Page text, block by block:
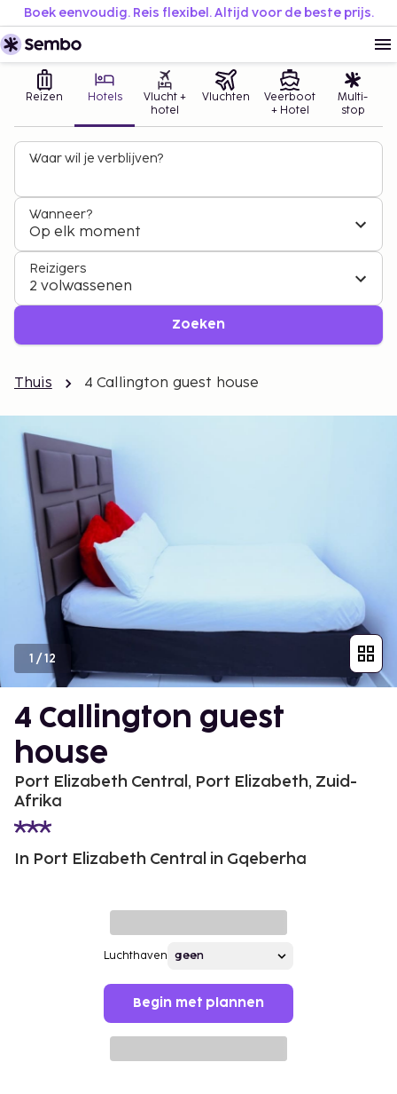
Boek eenvoudig. Reis flexibel. Altijd voor de beste prijs.
Reizen Hotels
Vlucht +
hotel
Vluchten
Veerboot
+ Hotel
Multi-
stop
Waar wil je verblijven?
Wanneer?
Op elk moment
Reizigers
2 volwassenen
Zoeken
Thuis 4 Callington guest house
1 /12
4 Callington guest
house
Port Elizabeth Central, Port Elizabeth, Zuid-
Afrika
In Port Elizabeth Central in Gqeberha
Luchthaven
Begin met plannen